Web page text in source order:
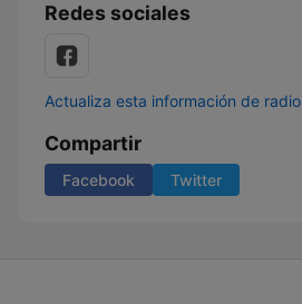
Redes sociales
Actualiza esta información de radio
Compartir
Facebook Twitter